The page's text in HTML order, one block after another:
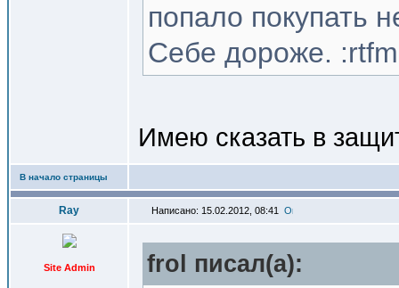
попало покупать
Себе дороже.
Имею сказать в
В начало страницы
Ray Написано: 15.02.2012, 08:41
Site Admin frol писал(a):